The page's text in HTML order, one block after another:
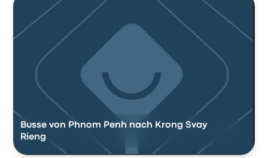
Busse von Phnom Penh nach Krong Svay
Rieng